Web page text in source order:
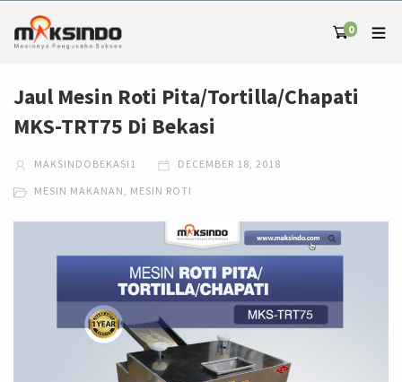
0
Jaul Mesin Roti Pita/Tortilla/Chapati
MKS-TRT75 Di Bekasi
MAKSINDOBEKASI1 DECEMBER 18, 2018
MESIN MAKANAN, MESIN ROTI